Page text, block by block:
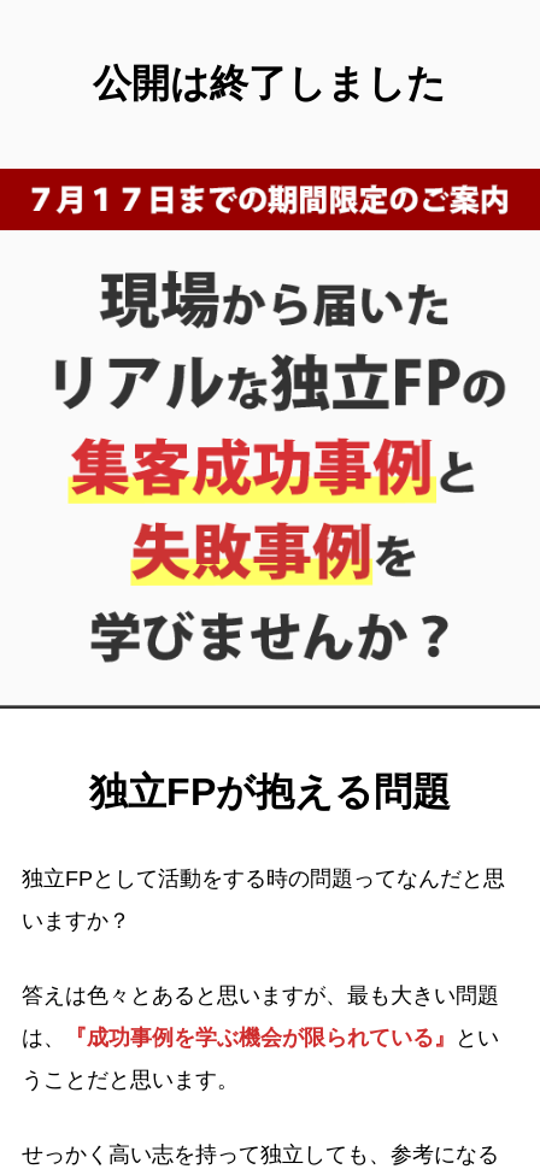
公開は終了しました
独立FPが抱える問題
独立FPとして活動をする時の問題ってなんだと思
いますか？
答えは色々とあると思いますが、最も大きい問題
は、
『成功事例を学ぶ機会が限られている』
とい
うことだと思います。
せっかく高い志を持って独立しても、参考になる